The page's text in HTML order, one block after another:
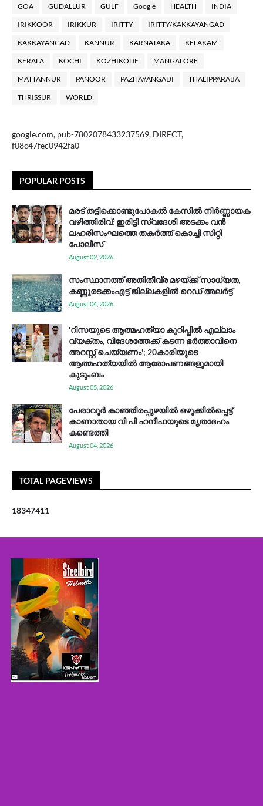
GOA GUDALLUR GULF Google HEALTH INDIA
IRIKKOOR IRIKKUR IRITTY IRITTY/KAKKAYANGAD
KAKKAYANGAD KANNUR KARNATAKA KELAKAM
KERALA KOCHI KOZHIKODE MANGALORE
MATTANNUR PANOOR PAZHAYANGADI THALIPPARABA
THRISSUR WORLD
google.com, pub-7802078433237569, DIRECT,
f08c47fec0942fa0
POPULAR POSTS
മരട് തട്ടിക്കൊണ്ടുപോകൽ കേസിൽ നിർണ്ണായക
വഴിത്തിരിവ്: ഇരിട്ടി സ്വദേശി അടക്കം വൻ
ലഹരിസംഘത്തെ തകർത്ത് കൊച്ചി സിറ്റി
പോലീസ്
August 02, 2026
സം​സ്ഥാ​ന​ത്ത് അ​തി​തീ​വ്ര മ​ഴ​യ്ക്ക് സാ​ധ്യ​ത,
കണ്ണൂരടക്കംഎ​ട്ട് ജി​ല്ല​ക​ളി​ൽ റെ​ഡ് അ​ലർ​ട്ട്
August 04, 2026
'റിസയുടെ ആത്മഹത്യാ കുറിപ്പിൽ എല്ലാം
വ്യക്തം, വിദേശത്തേക്ക് കടന്ന ഭർത്താവിനെ
അറസ്റ്റ് ചെയ്യണം'; 20കാരിയുടെ
ആത്മഹത്യയിൽ ആരോപണങ്ങളുമായി
കുടുംബം
August 05, 2026
പേരാവൂർ കാഞ്ഞിരപ്പുഴയിൽ ഒഴുക്കിൽപ്പെട്ട്
കാണാതായ വി പി ഹനീഫയുടെ മൃതദേഹം
കണ്ടെത്തി
August 04, 2026
TOTAL PAGEVIEWS
18347411